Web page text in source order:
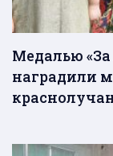
Медалью «За
наградили